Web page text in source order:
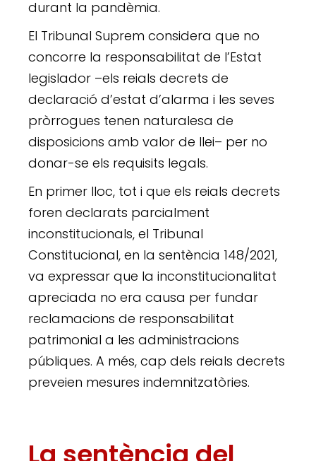
durant la pandèmia.
El Tribunal Suprem considera que no
concorre la responsabilitat de l’Estat
legislador –els reials decrets de
declaració d’estat d’alarma i les seves
pròrrogues tenen naturalesa de
disposicions amb valor de llei– per no
donar-se els requisits legals.
En primer lloc, tot i que els reials decrets
foren declarats parcialment
inconstitucionals, el Tribunal
Constitucional, en la sentència 148/2021,
va expressar que la inconstitucionalitat
apreciada no era causa per fundar
reclamacions de responsabilitat
patrimonial a les administracions
públiques. A més, cap dels reials decrets
preveien mesures indemnitzatòries.